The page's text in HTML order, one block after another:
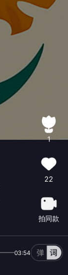
1
22
拍同款
03:54